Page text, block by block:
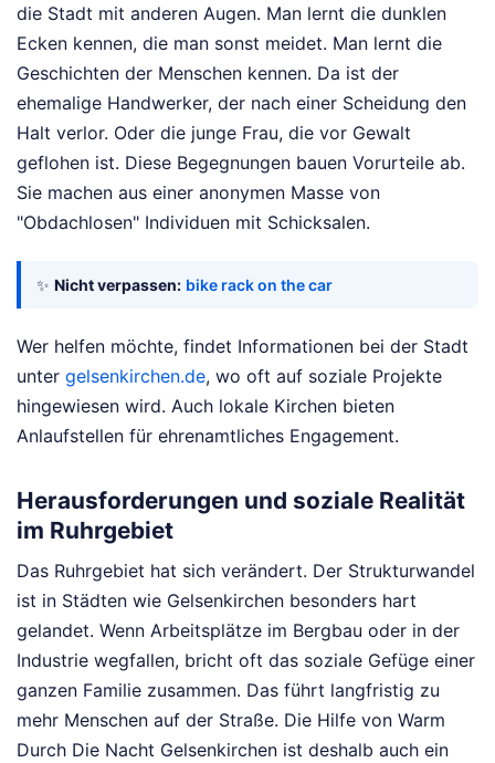
die Stadt mit anderen Augen. Man lernt die dunklen
Ecken kennen, die man sonst meidet. Man lernt die
Geschichten der Menschen kennen. Da ist der
ehemalige Handwerker, der nach einer Scheidung den
Halt verlor. Oder die junge Frau, die vor Gewalt
geflohen ist. Diese Begegnungen bauen Vorurteile ab.
Sie machen aus einer anonymen Masse von
"Obdachlosen" Individuen mit Schicksalen.
✨ Nicht verpassen: bike rack on the car
Wer helfen möchte, findet Informationen bei der Stadt
unter gelsenkirchen.de, wo oft auf soziale Projekte
hingewiesen wird. Auch lokale Kirchen bieten
Anlaufstellen für ehrenamtliches Engagement.
Herausforderungen und soziale Realität
im Ruhrgebiet
Das Ruhrgebiet hat sich verändert. Der Strukturwandel
ist in Städten wie Gelsenkirchen besonders hart
gelandet. Wenn Arbeitsplätze im Bergbau oder in der
Industrie wegfallen, bricht oft das soziale Gefüge einer
ganzen Familie zusammen. Das führt langfristig zu
mehr Menschen auf der Straße. Die Hilfe von Warm
Durch Die Nacht Gelsenkirchen ist deshalb auch ein